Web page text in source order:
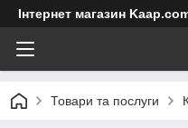
Інтернет магазин
Товари та послуги